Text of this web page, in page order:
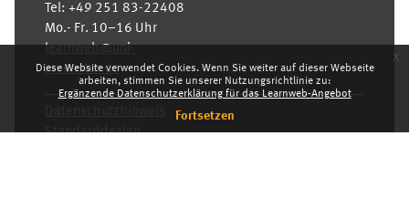
Diese Website verwendet Cookies. Wenn Sie weiter auf dieser Webseite
arbeiten, stimmen Sie unserer Nutzungsrichtlinie zu:
Ergänzende Datenschutzerklärung für das Learnweb-Angebot
Fortsetzen
x
Tel: +49 251 83-22408
Mo.- Fr. 10–16 Uhr
learnweb@uni-
muenster.de
Standarddesign